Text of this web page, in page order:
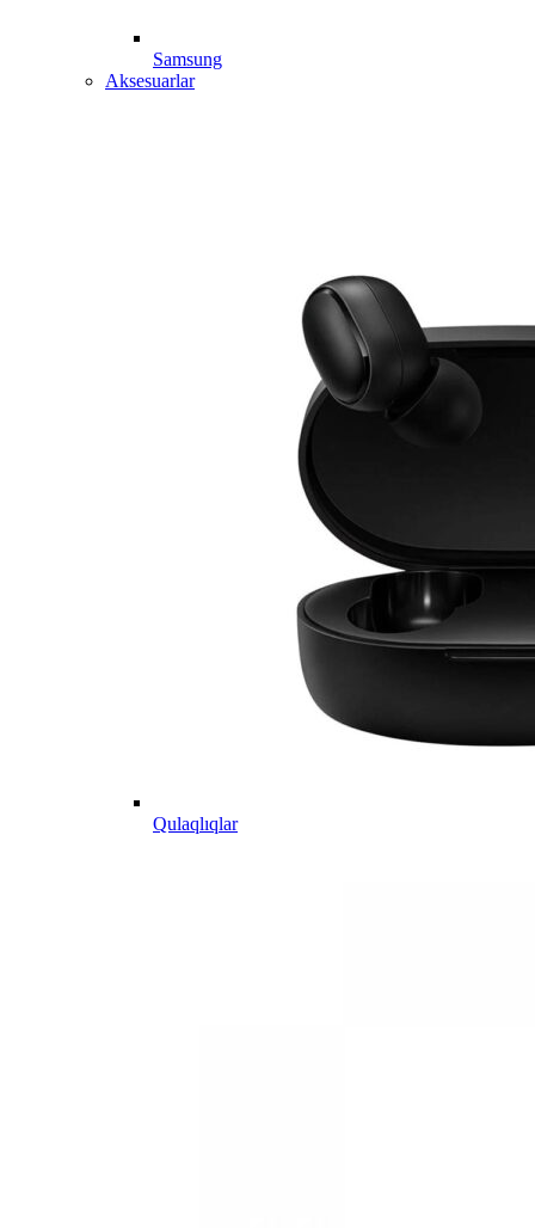
Samsung
Aksesuarlar
Qulaqlıqlar